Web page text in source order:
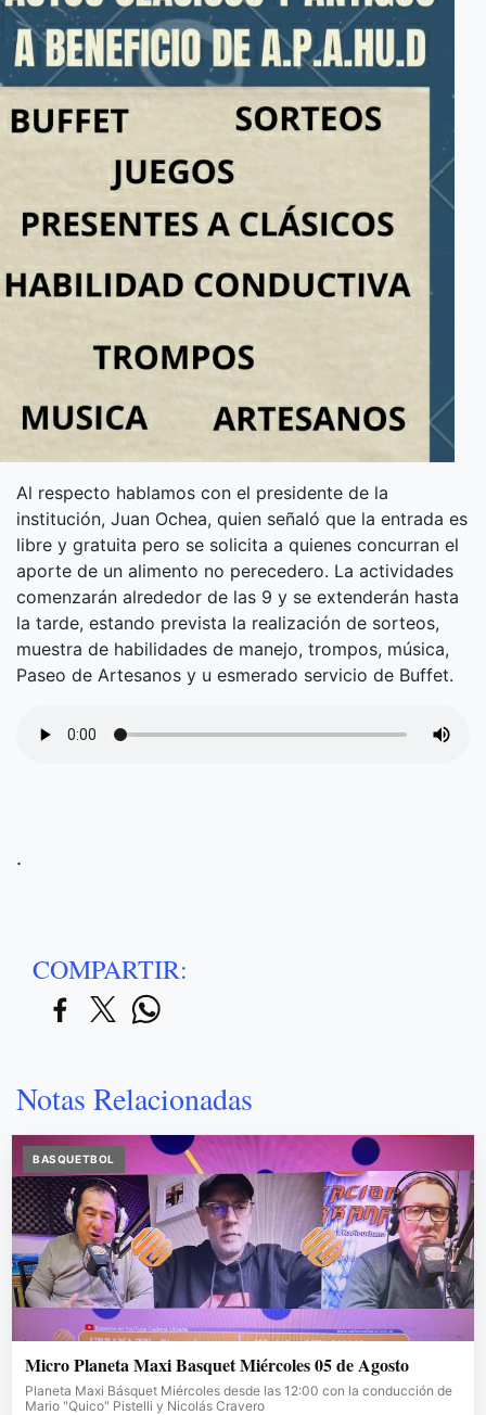
Al respecto hablamos con el presidente de la
institución, Juan Ochea, quien señaló que la entrada es
libre y gratuita pero se solicita a quienes concurran el
aporte de un alimento no perecedero. La actividades
comenzarán alrededor de las 9 y se extenderán hasta
la tarde, estando prevista la realización de sorteos,
muestra de habilidades de manejo, trompos, música,
Paseo de Artesanos y u esmerado servicio de Buffet.
.
COMPARTIR:
Notas Relacionadas
BASQUETBOL
Micro Planeta Maxi Basquet Miércoles 05 de Agosto
Planeta Maxi Básquet Miércoles desde las 12:00 con la conducción de
Mario "Quico" Pistelli y Nicolás Cravero